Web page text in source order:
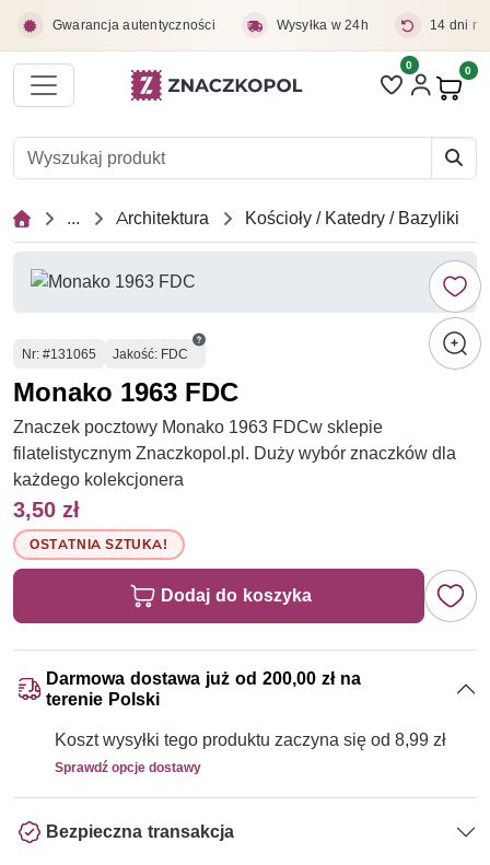
Gwarancja autentyczności Wysyłka w 24h 14 dni
Liczba pozycji
0 0
... Architektura Kościoły / Katedry / Bazyliki
Numer
Nr: #131065 Jakość: FDC
Monako 1963 FDC
Znaczek pocztowy Monako 1963 FDCw sklepie
filatelistycznym Znaczkopol.pl. Duży wybór znaczków dla
każdego kolekcjonera
3,50 zł
OSTATNIA SZTUKA!
Dodaj do koszyka
Darmowa dostawa już od 200,00 zł na
terenie Polski
Koszt wysyłki tego produktu zaczyna się od 8,99 zł
Sprawdź opcje dostawy
Bezpieczna transakcja